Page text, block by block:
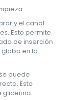
y el canal
Esto permite
de inserción
en la
puede
Esto
glicerina.